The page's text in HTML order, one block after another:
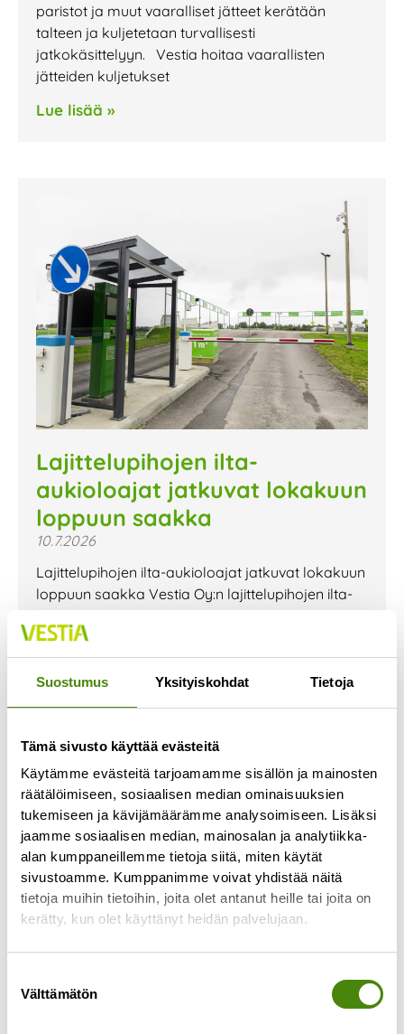
Suostumus Yksityiskohdat Tietoja
Tämä sivusto käyttää evästeitä
Käytämme evästeitä tarjoamamme sisällön ja mainosten
räätälöimiseen, sosiaalisen median ominaisuuksien
tukemiseen ja kävijämäärämme analysoimiseen. Lisäksi
jaamme sosiaalisen median, mainosalan ja analytiikka-
alan kumppaneillemme tietoja siitä, miten käytät
sivustoamme. Kumppanimme voivat yhdistää näitä
tietoja muihin tietoihin, joita olet antanut heille tai joita on
kerätty, kun olet käyttänyt heidän palvelujaan.
valinta
Välttämätön
paristot ja muut vaaralliset jätteet kerätään
talteen ja kuljetetaan turvallisesti
jatkokäsittelyyn. Vestia hoitaa vaarallisten
jätteiden kuljetukset
Lue lisää »
Lajittelupihojen ilta-
aukioloajat jatkuvat lokakuun
loppuun saakka
10.7.2026
Lajittelupihojen ilta-aukioloajat jatkuvat lokakuun
loppuun saakka Vestia Oy:n lajittelupihojen ilta-
Jokaisella lajittelupihalla pääsee vähintään
kerran viikossa
Lue lisää »